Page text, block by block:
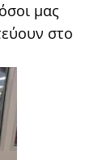
μας
στο